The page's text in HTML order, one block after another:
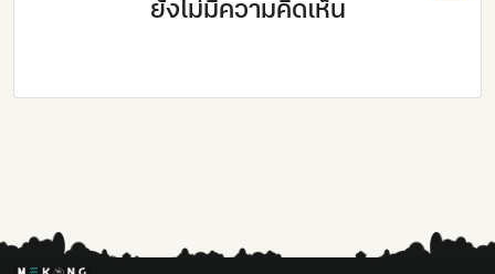
ยังไม่มีความคิดเห็น